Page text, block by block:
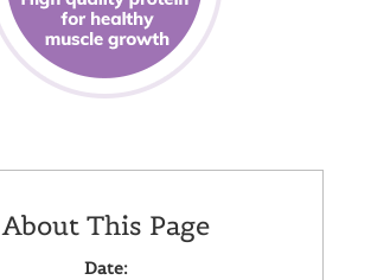
About This Page
Date: